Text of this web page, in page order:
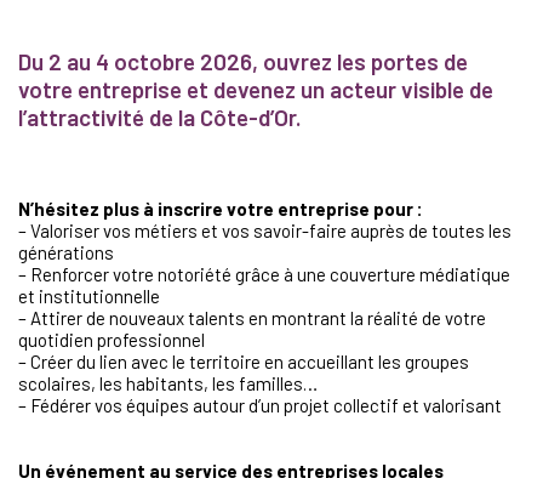
Du 2 au 4 octobre 2026, ouvrez les portes de
votre entreprise et devenez un acteur visible de
l’attractivité de la Côte-d’Or.
N’hésitez plus à inscrire votre entreprise pour :
– Valoriser vos métiers et vos savoir-faire auprès de toutes les
générations
– Renforcer votre notoriété grâce à une couverture médiatique
et institutionnelle
– Attirer de nouveaux talents en montrant la réalité de votre
quotidien professionnel
– Créer du lien avec le territoire en accueillant les groupes
scolaires, les habitants, les familles…
– Fédérer vos équipes autour d’un projet collectif et valorisant
Un événement au service des entreprises locales